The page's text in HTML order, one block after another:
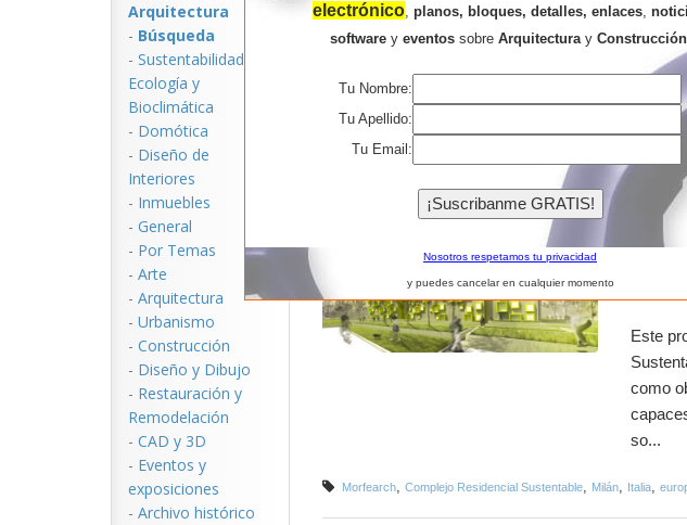
Arquitectura
- Búsqueda
- Sustentabilidad,
Ecologí­a y
Bioclimática
- Domótica
- Diseño de
Interiores
- Inmuebles
- General
- Por Temas
- Arte
- Arquitectura
- Urbanismo
- Construcción
- Diseño y Dibujo
- Restauración y
Remodelación
- CAD y 3D
- Eventos y
exposiciones
- Archivo histórico
Complejo
Resultados de
Este
como
so...
Morfearch, Complejo Residencial Sustentable, Milán, Italia,
electrónico, planos, bloques, detalles, enlaces,
softwarey eventossobre Arquitecturay
Tu Nombre:
Tu Apellido:
Tu Email:
Nosotros respetamos tu privacidad
y puedes cancelar en cualquier momento